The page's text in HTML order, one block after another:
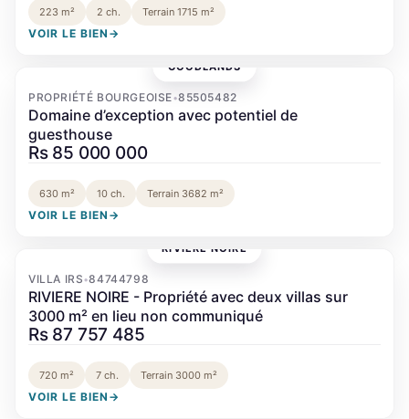
223 m² 2 ch. Terrain 1715 m²
VOIR LE BIEN →
GOODLANDS
PROPRIÉTÉ BOURGEOISE•85505482
Domaine d’exception avec potentiel de
guesthouse
Rs 85 000 000
630 m² 10 ch. Terrain 3682 m²
VOIR LE BIEN →
RIVIÈRE NOIRE
VILLA IRS•84744798
RIVIERE NOIRE - Propriété avec deux villas sur
3000 m² en lieu non communiqué
Rs 87 757 485
720 m² 7 ch. Terrain 3000 m²
VOIR LE BIEN →